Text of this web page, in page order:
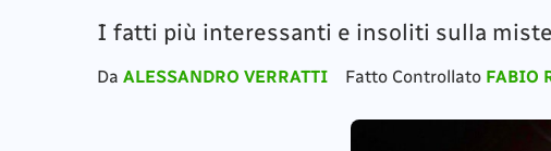
I fatti più interessanti e insoliti sulla
Da ALESSANDRO VERRATTI Fatto Controllato FABIO